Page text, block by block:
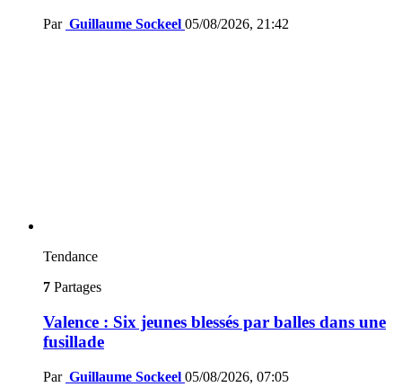
Par Guillaume Sockeel 05/08/2026, 21:42
Tendance
7 Partages
Valence : Six jeunes blessés par balles dans une
fusillade
Par Guillaume Sockeel 05/08/2026, 07:05